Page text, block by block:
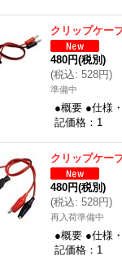
クリップケー
480円(税別)
(税込: 528円)
準備中
●概要 ●仕様
記価格：1
クリップケー
480円(税別)
(税込: 528円)
再入荷準備中
●概要 ●仕様
記価格：1